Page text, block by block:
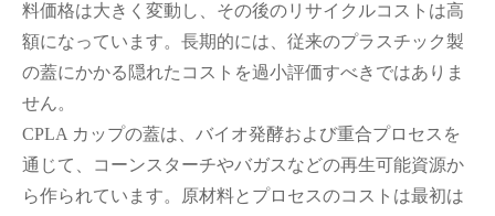
料価格は大きく変動し、その後のリサイクルコストは高
額になっています。長期的には、従来のプラスチック製
の蓋にかかる隠れたコストを過小評価すべきではありま
せん。
CPLA カップの蓋は、バイオ発酵および重合プロセスを
通じて、コーンスターチやバガスなどの再生可能資源か
ら作られています。原材料とプロセスのコストは最初は